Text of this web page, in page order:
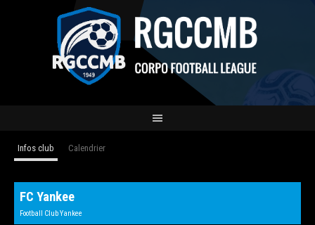
Infos club Calendrier
FC Yankee
Football Club Yankee